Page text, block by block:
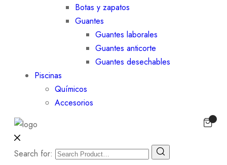
Botas y zapatos
Guantes
Guantes laborales
Guantes anticorte
Guantes desechables
Piscinas
Químicos
Accesorios
Search for: